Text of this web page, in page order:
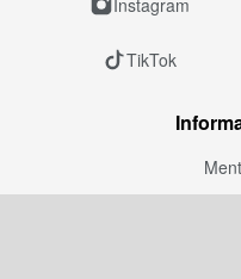
TikTok